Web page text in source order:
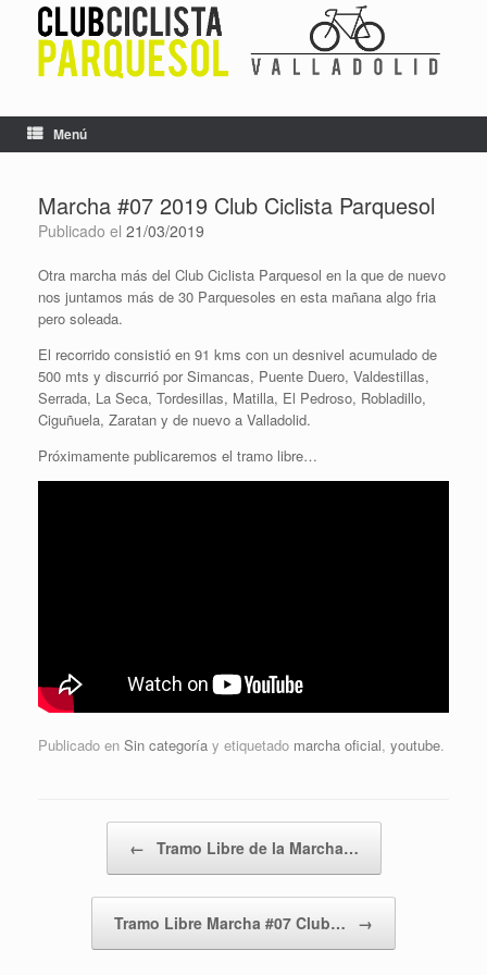
contenido
Menú
Marcha #07 2019 Club Ciclista Parquesol
Publicado el 21/03/2019
Otra marcha más del Club Ciclista Parquesol en la que de nuevo
nos juntamos más de 30 Parquesoles en esta mañana algo fria
pero soleada.
El recorrido consistió en 91 kms con un desnivel acumulado de
500 mts y discurrió por Simancas, Puente Duero, Valdestillas,
Serrada, La Seca, Tordesillas, Matilla, El Pedroso, Robladillo,
Ciguñuela, Zaratan y de nuevo a Valladolid.
Próximamente publicaremos el tramo libre…
Publicado en Sin categoría y etiquetado marcha oficial, youtube.
Navegador de artículos
← Tramo Libre de la Marcha…
Tramo Libre Marcha #07 Club… →